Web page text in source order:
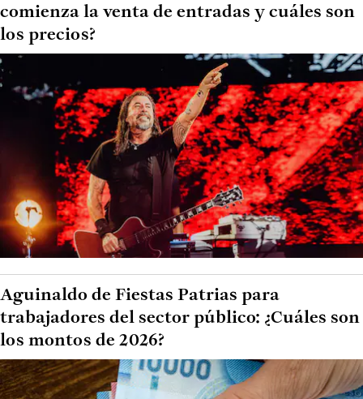
comienza la venta de entradas y cuáles son
los precios?
Aguinaldo de Fiestas Patrias para
trabajadores del sector público: ¿Cuáles son
los montos de 2026?